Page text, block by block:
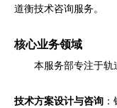
道衡技术咨询服务。
核心业务领域
本服务部专注于轨
技术方案设计与咨询